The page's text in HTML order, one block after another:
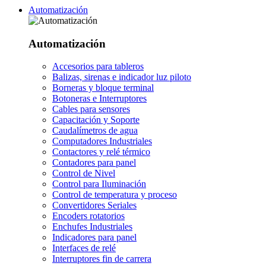
Automatización
Automatización
Accesorios para tableros
Balizas, sirenas e indicador luz piloto
Borneras y bloque terminal
Botoneras e Interruptores
Cables para sensores
Capacitación y Soporte
Caudalímetros de agua
Computadores Industriales
Contactores y relé térmico
Contadores para panel
Control de Nivel
Control para Iluminación
Control de temperatura y proceso
Convertidores Seriales
Encoders rotatorios
Enchufes Industriales
Indicadores para panel
Interfaces de relé
Interruptores fin de carrera